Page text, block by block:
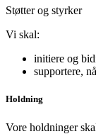
Støtter og styrker
Vi skal:
initiere og
supportere,
Holdning
Vore holdninger